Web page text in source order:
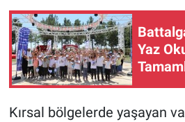
Yaz
Kırsal bölgelerde yaşayan